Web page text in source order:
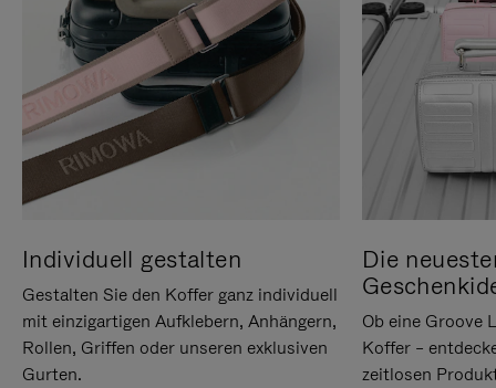
Individuell gestalten
Gestalten Sie den Koffer ganz individuell
mit einzigartigen Aufklebern, Anhängern,
Rollen, Griffen oder unseren exklusiven
Gurten.
Die
Ob eine Groove
Koffer –
zeitlosen